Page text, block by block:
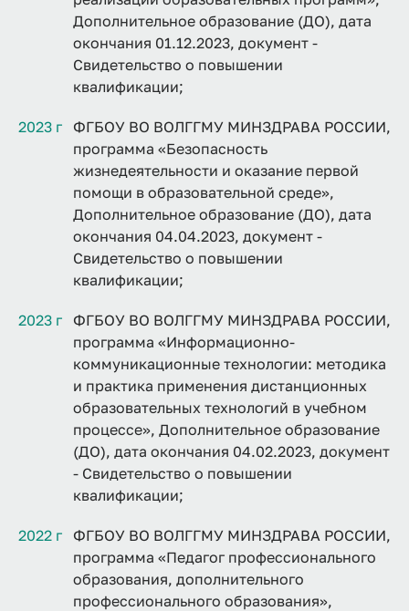
Дополнительное образование (ДО), дата
окончания 01.12.2023, документ -
Свидетельство о повышении
квалификации;
2023 г
ФГБОУ ВО ВОЛГГМУ МИНЗДРАВА РОССИИ,
программа «Безопасность
жизнедеятельности и оказание первой
помощи в образовательной среде»,
Дополнительное образование (ДО), дата
окончания 04.04.2023, документ -
Свидетельство о повышении
квалификации;
2023 г
ФГБОУ ВО ВОЛГГМУ МИНЗДРАВА РОССИИ,
программа «Информационно-
коммуникационные технологии: методика
и практика применения дистанционных
образовательных технологий в учебном
процессе», Дополнительное образование
(ДО), дата окончания 04.02.2023, документ
- Свидетельство о повышении
квалификации;
2022 г
ФГБОУ ВО ВОЛГГМУ МИНЗДРАВА РОССИИ,
программа «Педагог профессионального
образования, дополнительного
профессионального образования»,